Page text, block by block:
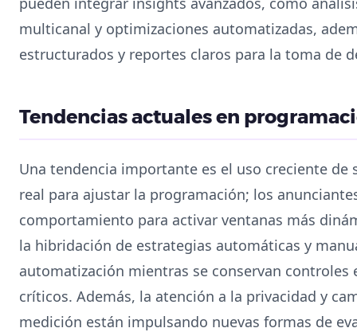
multicanal y optimizaciones automatizadas,
estructurados y reportes claros para la toma de
Tendencias actuales en
Una tendencia importante es el uso creciente de
real para ajustar la programación; los
comportamiento para activar ventanas más
la hibridación de estrategias automáticas y
automatización mientras se conservan
críticos. Además, la atención a la privacidad y
medición están impulsando nuevas formas de